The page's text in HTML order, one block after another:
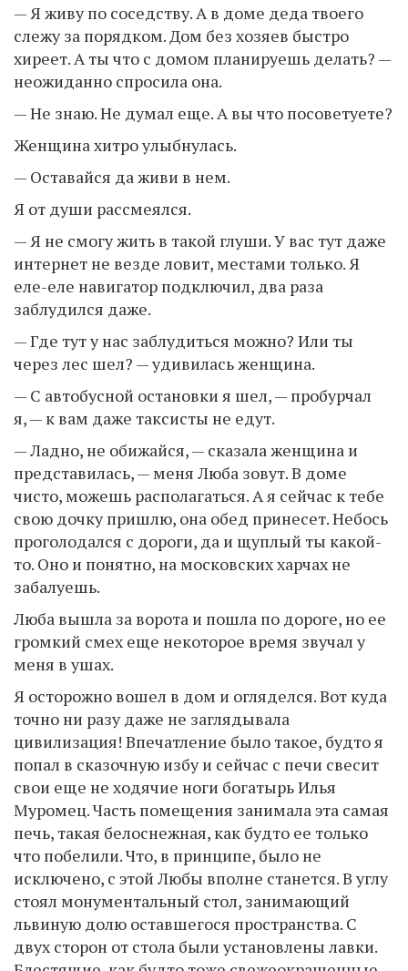
— Я живу по соседству. А в доме деда твоего
слежу за порядком. Дом без хозяев быстро
хиреет. А ты что с домом планируешь делать? —
неожиданно спросила она.
— Не знаю. Не думал еще. А вы что посоветуете?
Женщина хитро улыбнулась.
— Оставайся да живи в нем.
Я от души рассмеялся.
— Я не смогу жить в такой глуши. У вас тут даже
интернет не везде ловит, местами только. Я
еле-еле навигатор подключил, два раза
заблудился даже.
— Где тут у нас заблудиться можно? Или ты
через лес шел? — удивилась женщина.
— С автобусной остановки я шел, — пробурчал
я, — к вам даже таксисты не едут.
— Ладно, не обижайся, — сказала женщина и
представилась, — меня Люба зовут. В доме
чисто, можешь располагаться. А я сейчас к тебе
свою дочку пришлю, она обед принесет. Небось
проголодался с дороги, да и щуплый ты какой-
то. Оно и понятно, на московских харчах не
забалуешь.
Люба вышла за ворота и пошла по дороге, но ее
громкий смех еще некоторое время звучал у
меня в ушах.
Я осторожно вошел в дом и огляделся. Вот куда
точно ни разу даже не заглядывала
цивилизация! Впечатление было такое, будто я
попал в сказочную избу и сейчас с печи свесит
свои еще не ходячие ноги богатырь Илья
Муромец. Часть помещения занимала эта самая
печь, такая белоснежная, как будто ее только
что побелили. Что, в принципе, было не
исключено, с этой Любы вполне станется. В углу
стоял монументальный стол, занимающий
львиную долю оставшегося пространства. С
двух сторон от стола были установлены лавки.